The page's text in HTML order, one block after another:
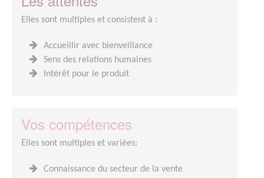
Elles sont multiples et consistent à :
Accueillir avec bienveillance
Sens des relations humaines
Intérêt pour le produit
Vos compétences
Elles sont multiples et variées:
Connaissance du secteur de la vente